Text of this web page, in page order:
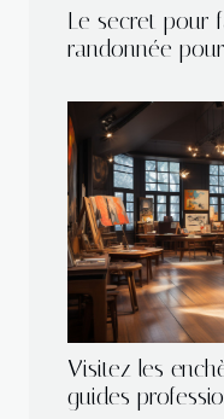
Le secret pour
randonnée
Visitez les
guides